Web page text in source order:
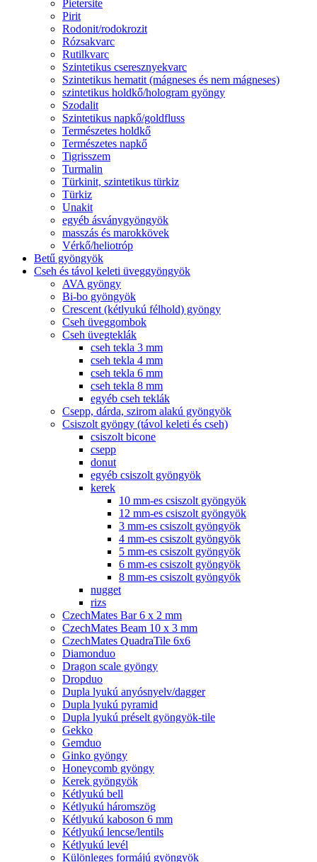
Pietersite
Pirit
Rodonit/rodokrozit
Rózsakvarc
Rutilkvarc
Szintetikus cseresznyekvarc
Szintetikus hematit (mágneses és nem mágneses)
szintetikus holdkő/hologram gyöngy
Szodalit
Szintetikus napkő/goldfluss
Természetes holdkő
Természetes napkő
Tigrisszem
Turmalin
Türkinit, szintetikus türkiz
Türkiz
Unakit
egyéb ásványgyöngyök
masszás és marokkövek
Vérkő/heliotróp
Betű gyöngyök
Cseh és távol keleti üveggyöngyök
AVA gyöngy
Bi-bo gyöngyök
Crescent (kétlyukú félhold) gyöngy
Cseh üveggombok
Cseh üvegteklák
cseh tekla 3 mm
cseh tekla 4 mm
cseh tekla 6 mm
cseh tekla 8 mm
egyéb cseh teklák
Csepp, dárda, szirom alakú gyöngyök
Csiszolt gyöngy (távol keleti és cseh)
csiszolt bicone
csepp
donut
egyéb csiszolt gyöngyök
kerek
10 mm-es csiszolt gyöngyök
12 mm-es csiszolt gyöngyök
3 mm-es csiszolt gyöngyök
4 mm-es csiszolt gyöngyök
5 mm-es csiszolt gyöngyök
6 mm-es csiszolt gyöngyök
8 mm-es csiszolt gyöngyök
nugget
rizs
CzechMates Bar 6 x 2 mm
CzechMates Beam 10 x 3 mm
CzechMates QuadraTile 6x6
Diamonduo
Dragon scale gyöngy
Dropduo
Dupla lyukú anyósnyelv/dagger
Dupla lyukú pyramid
Dupla lyukú préselt gyöngyök-tile
Gekko
Gemduo
Ginko gyöngy
Honeycomb gyöngy
Kerek gyöngyök
Kétlyukú bell
Kétlyukú háromszög
Kétlyukú kaboson 6 mm
Kétlyukú lencse/lentils
Kétlyukú levél
Különleges formájú gyöngyök